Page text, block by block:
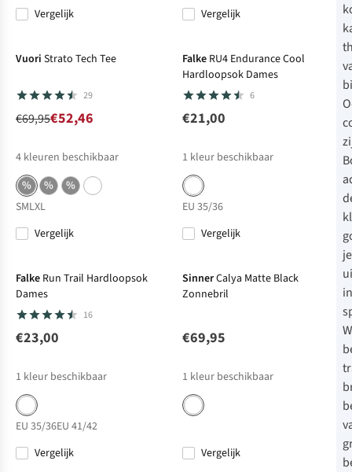
Vergelijk
Vergelijk
Vuori Strato Tech Tee
29
€69,95€52,46
4 kleuren beschikbaar
%
%
%
SMLXL
Vergelijk
Falke RU4 Endurance Cool
Hardloopsok Dames
6
€21,00
1 kleur beschikbaar
EU 35/36
Vergelijk
Falke Run Trail Hardloopsok
Dames
16
€23,00
1 kleur beschikbaar
EU 35/36EU 41/42
Vergelijk
SinnerCalya Matte Black
Zonnebril
€69,95
1 kleur beschikbaar
Vergelijk